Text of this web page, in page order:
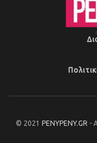
© 2021 PENYPENY.GR -